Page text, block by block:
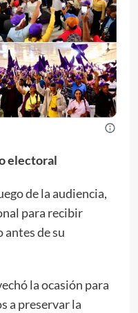
electoral
de la audiencia,
para recibir
de su
la ocasión para
a preservar la